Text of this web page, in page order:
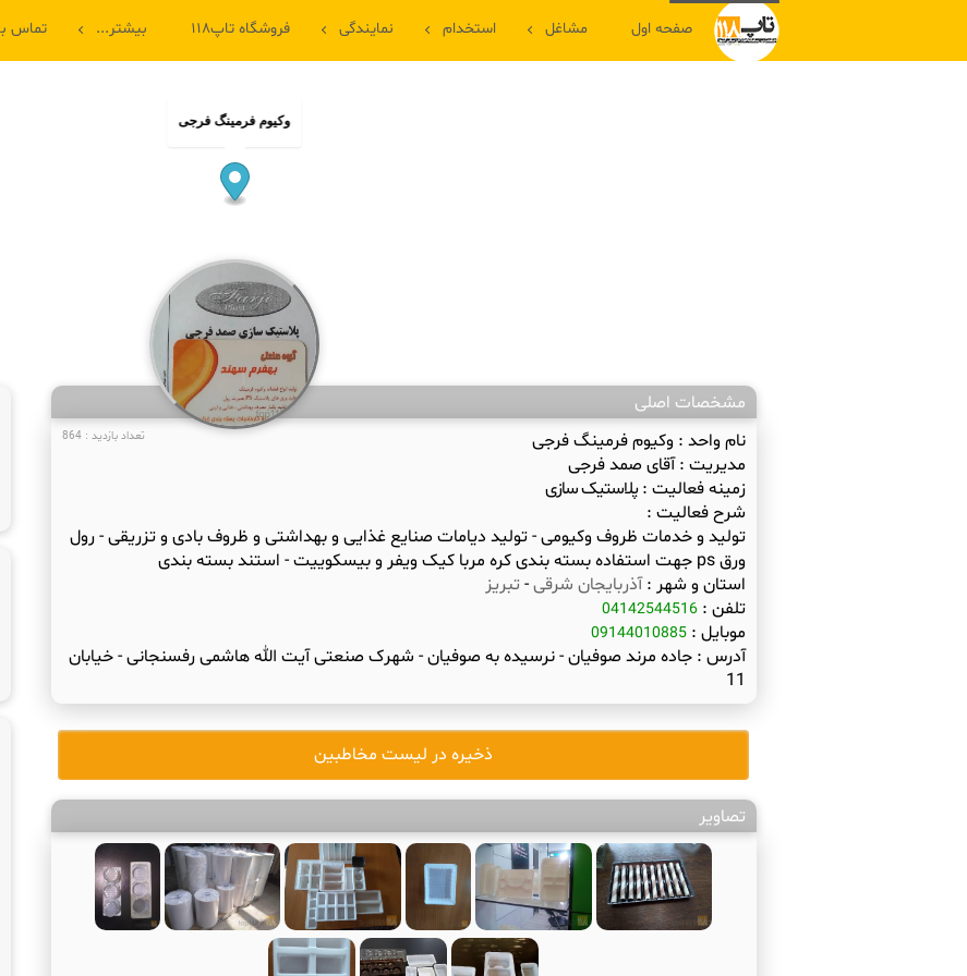
صفحه اول مشاغل استخدام نمایندگی فروشگاه تاپ۱۱۸ بیشتر... تماس
وکیوم فرمینگ فرجی
مشخصات اصلی
تعداد بازدید : 864 نام واحد :وکیوم فرمینگ فرجی
مدیریت :آقای صمد فرجی
زمینه فعالیت :پلاستیک سازی
شرح فعالیت :
تولید و خدمات ظروف وکیومی - تولید دیامات صنایع غذایی و بهداشتی و ظروف بادی و تزریقی - رول
ورق ps جهت استفاده بسته بندی کره مربا کیک ویفر و بیسکوییت - استند بسته بندی
استان و شهر :آذربایجان شرقی- تبریز
تلفن :04142544516
موبایل :09144010885
آدرس :جاده مرند صوفیان - نرسیده به صوفیان - شهرک صنعتی آیت الله هاشمی رفسنجانی - خیابان
11
ذخیره در لیست مخاطبین
تصاویر